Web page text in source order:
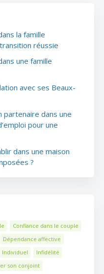
la famille
réussie
une famille
avec ses Beaux-
partenaire dans une
pour une
dans une maison
?
Confiance dans le couple
Dépendance affective
Individuel
Infidélité
son conjoint